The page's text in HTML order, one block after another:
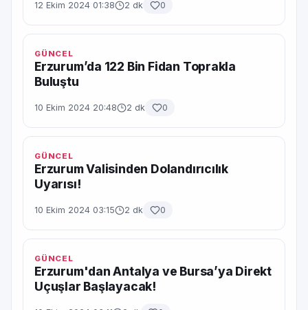
12 Ekim 2024 01:38 2 dk 0
GÜNCEL
Erzurum’da 122 Bin Fidan Toprakla
Buluştu
10 Ekim 2024 20:48 2 dk 0
GÜNCEL
Erzurum Valisinden Dolandırıcılık
Uyarısı!
10 Ekim 2024 03:15 2 dk 0
GÜNCEL
Erzurum'dan Antalya ve Bursa’ya Direkt
Uçuşlar Başlayacak!